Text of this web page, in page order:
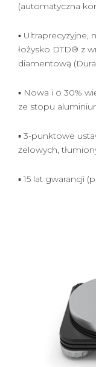
(automatyczna
▪ Ultraprecyzyjne,
łożysko DTD® z
diamentową
▪ Nowa i o 30%
ze stopu
▪ 3-punktowe
żelowych,
▪ 15 lat gwarancji